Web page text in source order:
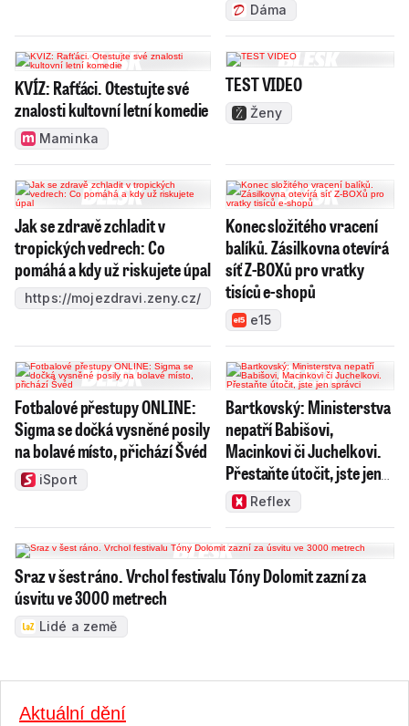
Dáma
KVÍZ: Rafťáci. Otestujte své
znalosti kultovní letní komedie
Maminka
TEST VIDEO
Ženy
Jak se zdravě zchladit v
tropických vedrech: Co
pomáhá a kdy už riskujete úpal
https://mojezdravi.zeny.cz/
Konec složitého vracení
balíků. Zásilkovna otevírá
síť Z-BOXů pro vratky
tisíců e-shopů
e15
Fotbalové přestupy ONLINE:
Sigma se dočká vysněné posily
na bolavé místo, přichází Švéd
iSport
Bartkovský: Ministerstva
nepatří Babišovi,
Macinkovi či Juchelkovi.
Přestaňte útočit, jste jen
správci
Reflex
Sraz v šest ráno. Vrchol festivalu Tóny Dolomit zazní za
úsvitu ve 3000 metrech
Lidé a země
Aktuální dění